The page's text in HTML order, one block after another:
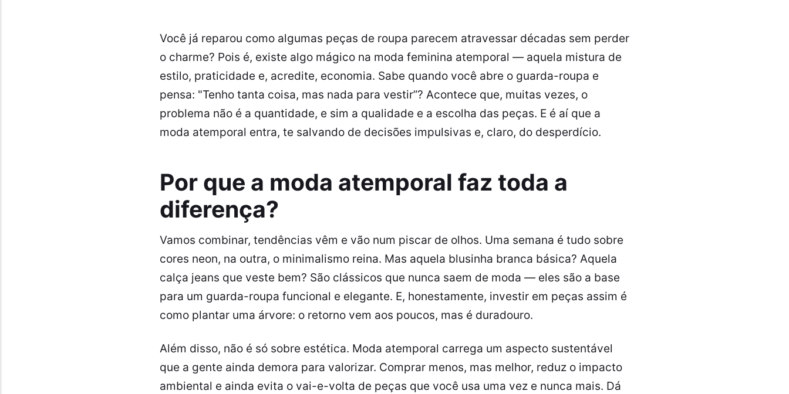
Você já reparou como algumas peças de roupa parecem atravessar décadas sem perder
o charme? Pois é, existe algo mágico na moda feminina atemporal — aquela mistura de
estilo, praticidade e, acredite, economia. Sabe quando você abre o guarda-roupa e
pensa: "Tenho tanta coisa, mas nada para vestir”? Acontece que, muitas vezes, o
problema não é a quantidade, e sim a qualidade e a escolha das peças. E é aí que a
moda atemporal entra, te salvando de decisões impulsivas e, claro, do desperdício.
Por que a moda atemporal faz toda a
diferença?
Vamos combinar, tendências vêm e vão num piscar de olhos. Uma semana é tudo sobre
cores neon, na outra, o minimalismo reina. Mas aquela blusinha branca básica? Aquela
calça jeans que veste bem? São clássicos que nunca saem de moda — eles são a base
para um guarda-roupa funcional e elegante. E, honestamente, investir em peças assim é
como plantar uma árvore: o retorno vem aos poucos, mas é duradouro.
Além disso, não é só sobre estética. Moda atemporal carrega um aspecto sustentável
que a gente ainda demora para valorizar. Comprar menos, mas melhor, reduz o impacto
ambiental e ainda evita o vai-e-volta de peças que você usa uma vez e nunca mais. Dá